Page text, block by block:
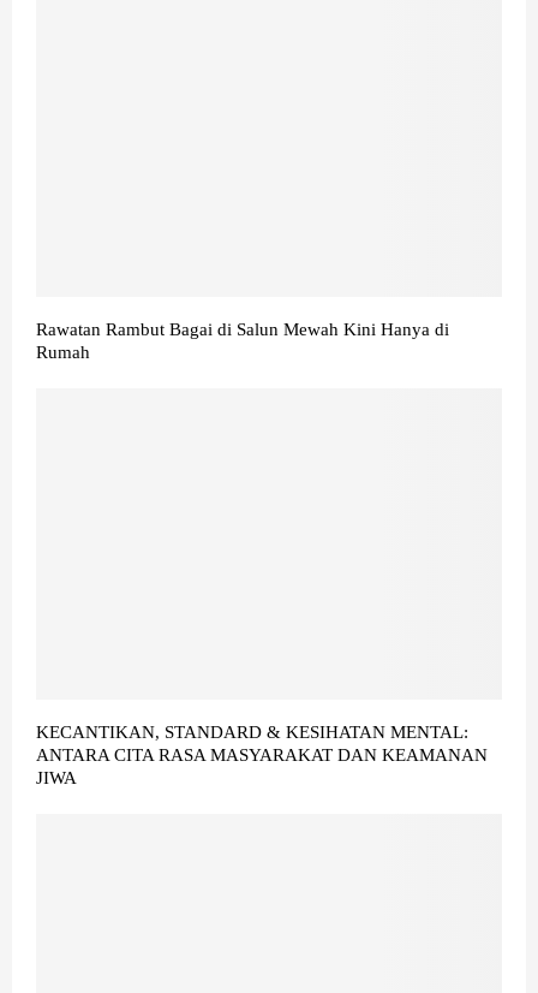
Rawatan Rambut Bagai di Salun Mewah Kini Hanya di
Rumah
KECANTIKAN, STANDARD & KESIHATAN MENTAL:
ANTARA CITA RASA MASYARAKAT DAN KEAMANAN
JIWA